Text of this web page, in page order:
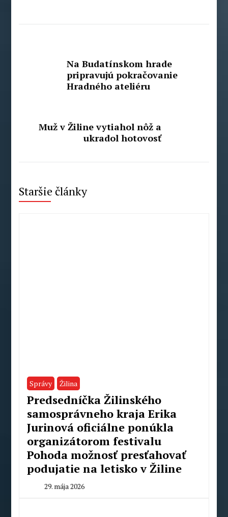
Na Budatínskom hrade
pripravujú pokračovanie
Hradného ateliéru
Muž v Žiline vytiahol nôž a
ukradol hotovosť
Staršie články
Správy Žilina
Predsedníčka Žilinského
samosprávneho kraja Erika
Jurinová oficiálne ponúkla
organizátorom festivalu
Pohoda možnosť presťahovať
podujatie na letisko v Žiline
29. mája 2026